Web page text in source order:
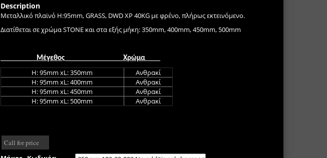
Description
Μεταλλικό πλαϊνό H:95mm, GRASS, DWD XP 40KG με φρένο, πλήρως εκτεινόμενο.
Διατίθεται σε χρώμα STONE και στα εξής μήκη: 350mm, 400mm, 450mm, 500mm
Μέγεθος Χρώμα
H: 95mm xL: 350mm
Ανθρακί
H: 95mm xL: 400mm
Ανθρακί
H: 95mm xL: 450mm
Ανθρακί
H: 95mm xL: 500mm
Ανθρακί
Call for price